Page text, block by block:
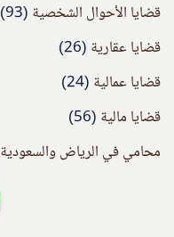
قضايا الأحوال الشخصية (93)
قضايا عقارية (26)
قضايا عمالية (24)
قضايا مالية (56)
محامي في الرياض والسعودية